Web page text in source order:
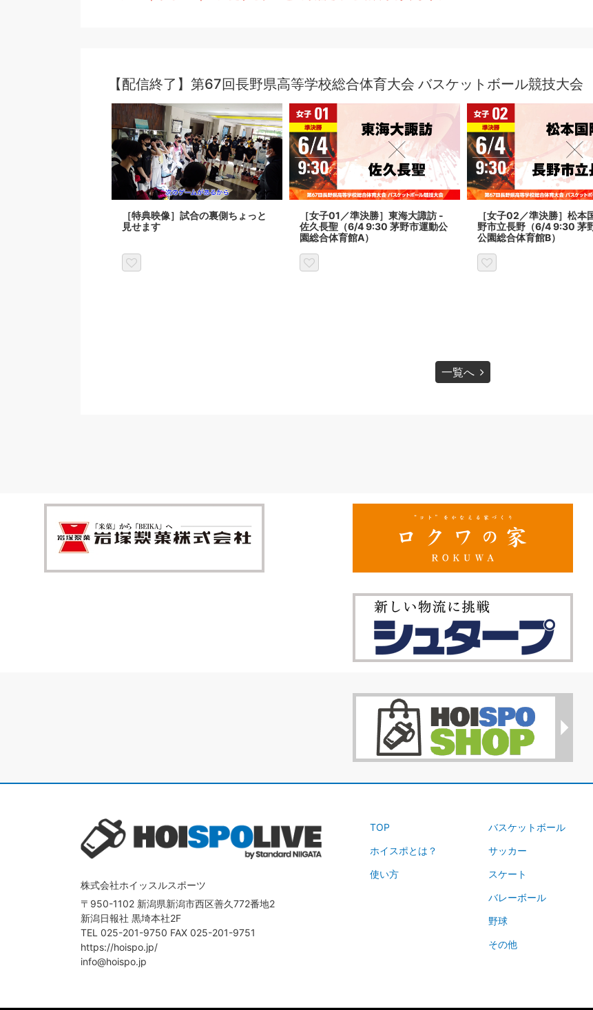
【配信終了】第67回長野県高等学校総合体育大会 バスケットボール競技大会
［特典映像］試合の裏側ちょっと
見せます
［女子01／準決勝］東海大諏訪 -
佐久長聖（6/4 9:30 茅野市運動公
園総合体育館A）
［女子02／準決勝］松本
野市立長野（6/4 9:30 茅
公園総合体育館B）
一覧へ
株式会社ホイッスルスポーツ
〒950-1102 新潟県新潟市西区善久772番地2
新潟日報社 黒埼本社2F
TEL 025-201-9750 FAX 025-201-9751
https://hoispo.jp/
info@hoispo.jp
TOP
ホイスポとは？
使い方
バスケットボール
サッカー
スケート
バレーボール
野球
その他